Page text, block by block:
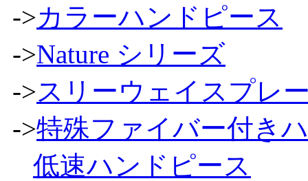
->カラーハンドピース
->Nature シリーズ
->スリーウェイスプレ
->特殊ファイバー付き
低速ハンドピース